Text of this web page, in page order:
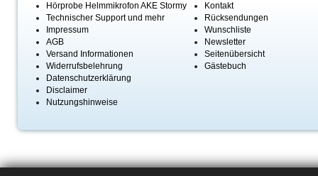
Hörprobe Helmmikrofon AKE Stormy
Technischer Support und mehr
Impressum
AGB
Versand Informationen
Widerrufsbelehrung
Datenschutzerklärung
Disclaimer
Nutzungshinweise
Kontakt
Rücksendungen
Wunschliste
Newsletter
Seitenübersicht
Gästebuch